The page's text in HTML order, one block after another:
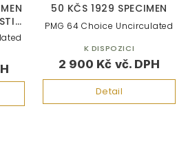
50 KČS 1929 SPECIMEN
2 900 Kč
Detail
PMG 64 Choice Uncirculated
K DISPOZICI